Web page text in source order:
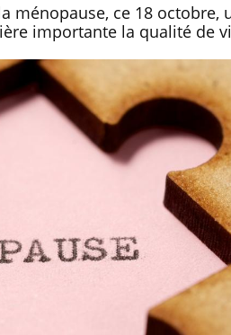
ménopause, ce 18 octobre,
importante la qualité de